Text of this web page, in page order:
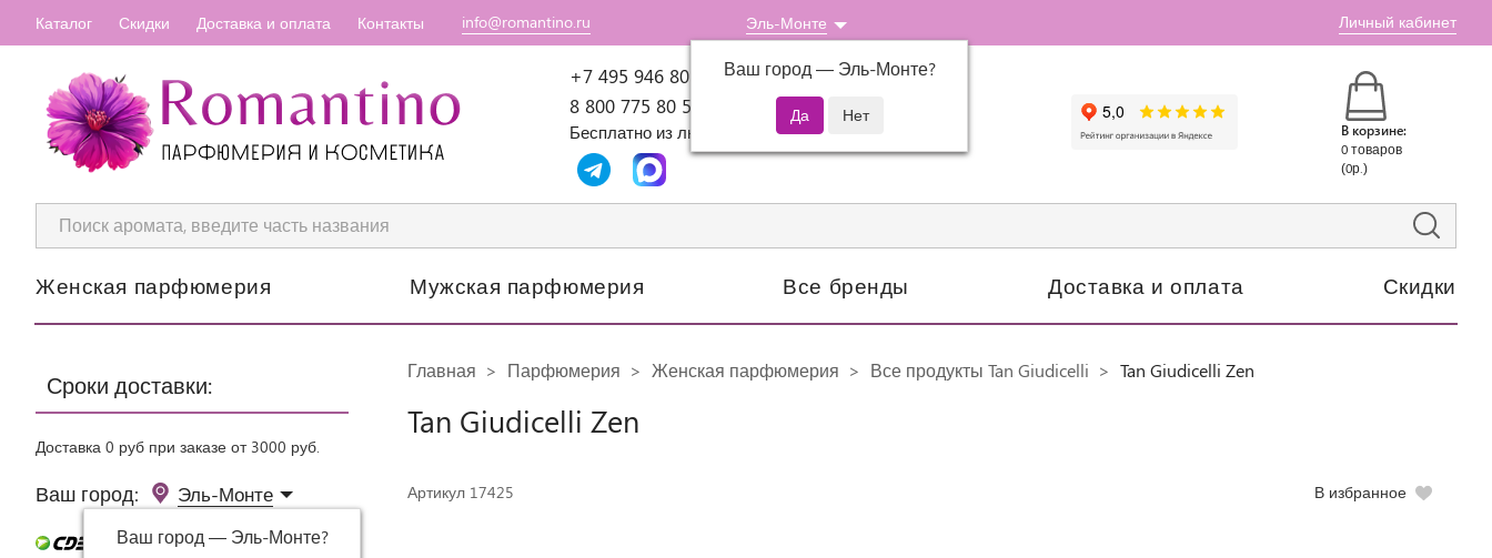
Каталог Скидки Доставка и оплата Контакты info@romantino.ru Эль-Монте
Ваш город — Эль-Монте?
Личный кабинет
+7 495 946 80 07 Пн-Пт: 10:00-18:00
8 800 775 80 51
Бесплатно из любого региона России
В корзине:
0 товаров
(0р.)
Женская парфюмерия Мужская парфюмерия Все бренды Доставка и оплата Скидки
Сроки доставки:
Доставка 0 руб при заказе от 3000 руб.
Ваш город: Эль-Монте
Ваш город — Эль-Монте?
Главная Парфюмерия Женская парфюмерия Все продукты Tan Giudicelli Tan Giudicelli Zen
Tan Giudicelli Zen
Артикул 17425 В избранное